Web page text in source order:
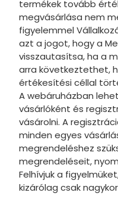
termékek tovább
megvásárlása nem
figyelemmel
azt a jogot, hogy a
visszautasítsa, ha a
arra következtethet,
értékesítési céllal
A webáruházban
vásárlóként és
vásárolni. A
minden egyes
megrendeléshez
megrendeléseit,
Felhívjuk a
kizárólag csak